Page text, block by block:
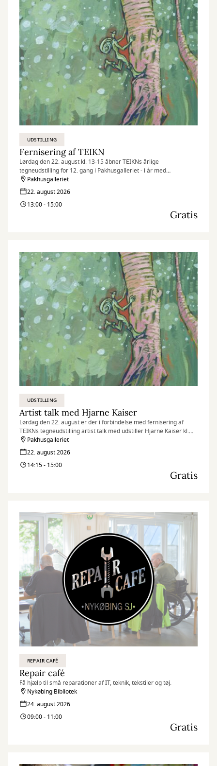
UDSTILLING
Fernisering af TEIKN
Lørdag den 22. august kl. 13-15 åbner TEIKNs årlige
tegneudstilling for 12. gang i Pakhusgalleriet - i år med
udstillingen Vinger der bestøver.
Pakhusgalleriet
22. august 2026
13:00 - 15:00
Gratis
UDSTILLING
Artist talk med Hjarne Kaiser
Lørdag den 22. august er der i forbindelse med fernisering af
TEIKNs tegneudstilling artist talk med udstiller Hjarne Kaiser kl.
14.15.Pakhusgalleriet
22. august 2026
14:15 - 15:00
Gratis
REPAIR CAFÉ
Repair café
Få hjælp til små reparationer af IT, teknik, tekstiler og tøj.
Nykøbing Bibliotek
24. august 2026
09:00 - 11:00
Gratis